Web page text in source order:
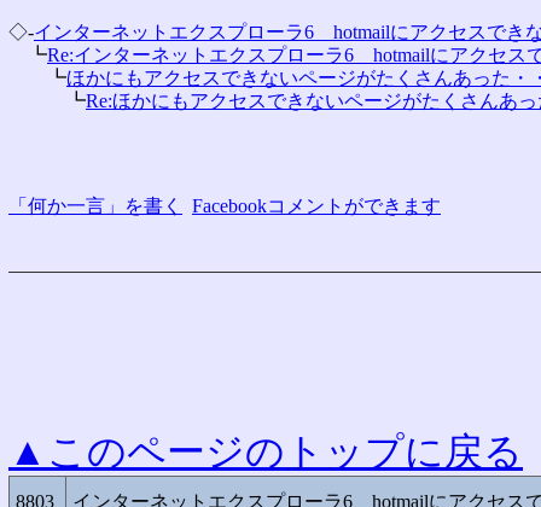
◇-インターネットエクスプローラ6　hotmailにアクセスでき
┗Re:インターネットエクスプローラ6　hotmailにアクセス
┗ほかにもアクセスできないページがたくさんあった・
┗Re:ほかにもアクセスできないページがたくさんあ
「何か一言」を書く Facebookコメントができます
▲このページのトップに戻る
8803 インターネットエクスプローラ6 hotmailにアクセス